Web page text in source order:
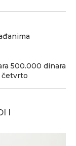
500.000 dinara
četvrto
I